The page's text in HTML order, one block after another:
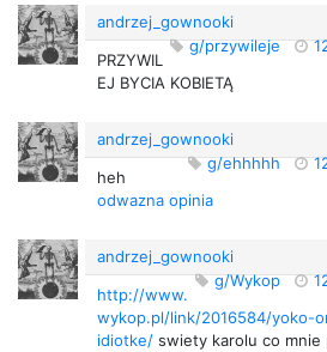
andrzej_gownooki
g/przywileje
PRZYWIL
EJ BYCIA KOBIETĄ
andrzej_gownooki
g/ehhhhh
heh
odwazna opinia
andrzej_gownooki
g/Wykop
http://www.
wykop.pl/link/2016584/yoko-
idiotke/ swiety karolu co